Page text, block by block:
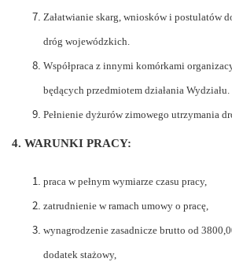
Załatwianie skarg, wniosków i postulatów
dróg wojewódzkich.
Współpraca z innymi komórkami
będących przedmiotem działania Wydziału.
Pełnienie dyżurów zimowego utrzymania
4. WARUNKI PRACY:
praca w pełnym wymiarze czasu pracy,
zatrudnienie w ramach umowy o pracę,
wynagrodzenie zasadnicze brutto od
dodatek stażowy,